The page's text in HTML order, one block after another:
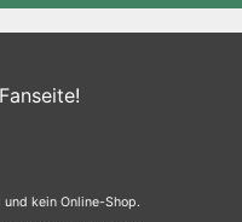
kein Online-Shop.